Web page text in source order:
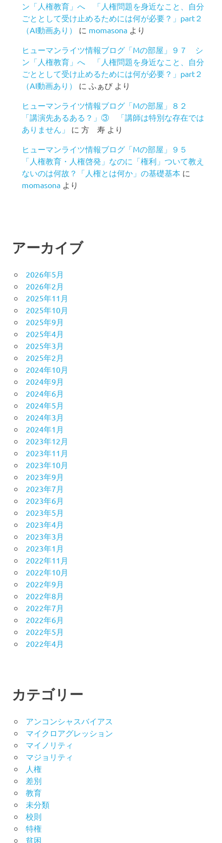
ン「人権教育」へ 「人権問題を身近なこと、自分
ごととして受け止めるためには何が必要？」part２
（AI動画あり）
に momasona より
ヒューマンライツ情報ブログ「Mの部屋」９７ シ
ン「人権教育」へ 「人権問題を身近なこと、自分
ごととして受け止めるためには何が必要？」part２
（AI動画あり）
に ふぁび より
ヒューマンライツ情報ブログ「Mの部屋」８２
「講演先あるある？」③ 「講師は特別な存在では
ありません」
に 方 寿 より
ヒューマンライツ情報ブログ「Mの部屋」９５
「人権教育・人権啓発」なのに「権利」ついて教え
ないのは何故？「人権とは何か」の基礎基本 に
momasona より
アーカイブ
2026年5月
2026年2月
2025年11月
2025年10月
2025年9月
2025年4月
2025年3月
2025年2月
2024年10月
2024年9月
2024年6月
2024年5月
2024年3月
2024年1月
2023年12月
2023年11月
2023年10月
2023年9月
2023年7月
2023年6月
2023年5月
2023年4月
2023年3月
2023年1月
2022年11月
2022年10月
2022年9月
2022年8月
2022年7月
2022年6月
2022年5月
2022年4月
カテゴリー
アンコンシャスバイアス
マイクロアグレッション
マイノリティ
マジョリティ
人権
差別
教育
未分類
校則
特権
貧困